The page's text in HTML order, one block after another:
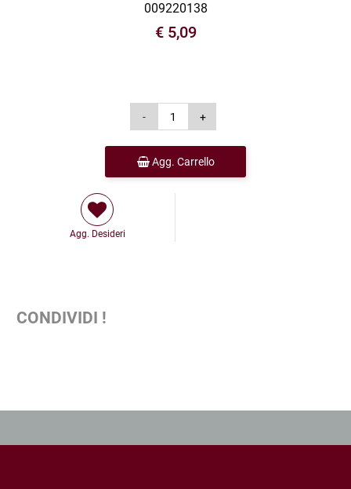
009220138
€ 5,09
Agg. Carrello
Agg. Desideri
CONDIVIDI !